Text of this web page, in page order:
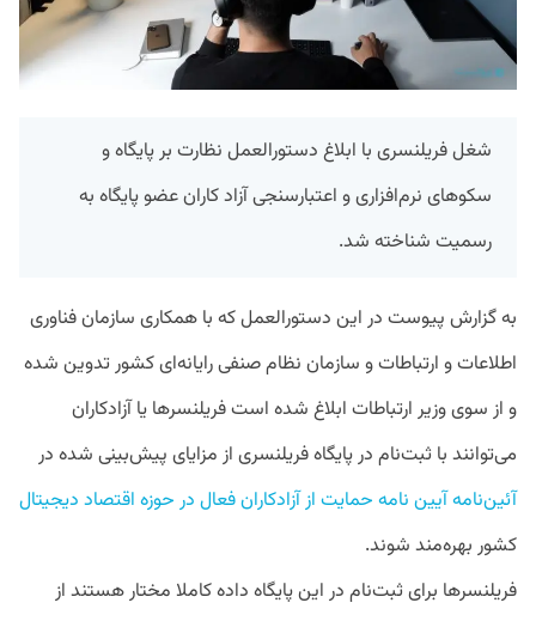
شغل فریلنسری با ابلاغ دستورالعمل نظارت بر پایگاه و
سکوهای نرم‌افزاری و اعتبارسنجی آزاد کاران عضو پایگاه به
رسمیت شناخته شد.
به گزارش پیوست در این دستورالعمل که با همکاری سازمان فناوری
اطلاعات و ارتباطات و سازمان نظام صنفی رایانه‌ای کشور تدوین شده
و از سوی وزیر ارتباطات ابلاغ شده است فریلنسرها یا آزادکاران
می‌توانند با ثبت‌نام در پایگاه فریلنسری از مزایای پیش‌بینی شده در
آئین‌نامه آیین ­نامه حمایت از آزادکاران فعال در حوزه اقتصاد دیجیتال
کشور بهره‌مند شوند.
فریلنسرها برای ثبت‌نام در این پایگاه داده کاملا مختار هستند از